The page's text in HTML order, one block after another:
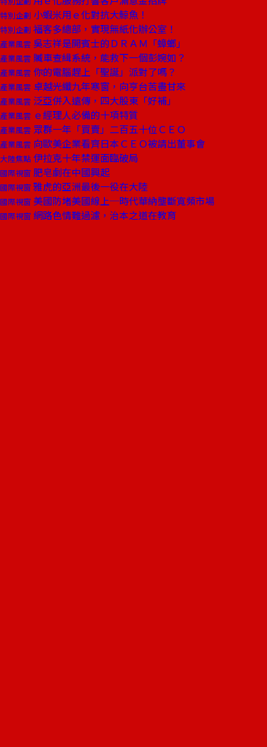
特別企劃 小蝦米用ｅ化對抗大鯨魚！
特別企劃 福客多總部，實現無紙化辦公室！
產業風雲 吳志祥是開賓士的ＤＲＡＭ「蟑螂」
產業風雲 贓車查緝系統，能救下一個彭婉如？
產業風雲 你的電腦趕上「聖誕」派對了嗎？
產業風雲 卓越光纖九年寒窗，向亨台苦盡甘來
產業風雲 泛亞併入遠傳，四大股東「好補」
產業風雲 ｅ經理人必備的十項特質
產業風雲 眾群一年「買賣」二百五十位ＣＥＯ
產業風雲 向歐美企業看齊日本ＣＥＯ被請出董事會
大陸焦點 伊拉克十年禁運面臨破局
國際視窗 肥皂劇在中國興起
國際視窗 雅虎的亞洲最後一役在大陸
國際視窗 美國防堵美國線上─時代華納壟斷寬頻市場
國際視窗 網路色情難過濾，治本之道在教育